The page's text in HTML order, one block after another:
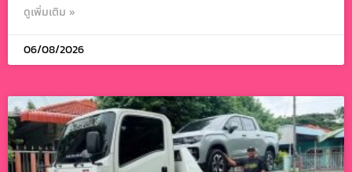
ดูเพิ่มเติม »
06/08/2026